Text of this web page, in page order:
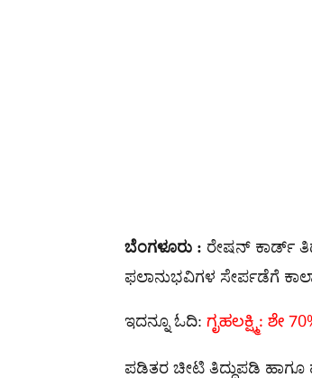
ಬೆಂಗಳೂರು : ರೇಷನ್ ಕಾರ್ಡ್
ಫಲಾನುಭವಿಗಳ ಸೇರ್ಪಡೆಗೆ
ಇದನ್ನೂ ಓದಿ: ಗೃಹಲಕ್ಷ್ಮಿ: ಶೇ
ಪಡಿತರ ಚೀಟಿ ತಿದ್ದುಪಡಿ ಹಾಗೂ